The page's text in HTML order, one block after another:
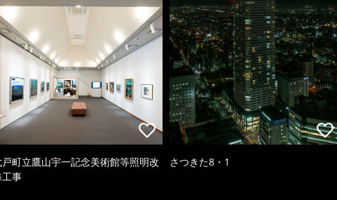
町立鷹山宇一記念美術館等照明改
事
さつきた8・1